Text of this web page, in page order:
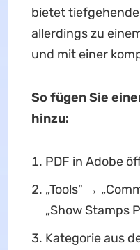
bietet
allerdings zu
und mit einer
So fügen Sie
hinzu:
PDF in Adobe
„Tools" →
„Show Stamps
Kategorie aus